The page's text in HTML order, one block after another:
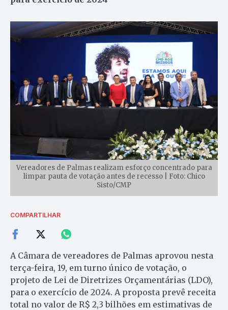
Vereadores de Palmas realizam esforço concentrado para
limpar pauta de votação antes de recesso | Foto: Chico
Sisto/CMP
COMPARTILHAR
A Câmara de vereadores de Palmas aprovou nesta
terça-feira, 19, em turno único de votação, o
projeto de Lei de Diretrizes Orçamentárias (LDO),
para o exercício de 2024. A proposta prevê receita
total no valor de R$ 2,3 bilhões em estimativas de